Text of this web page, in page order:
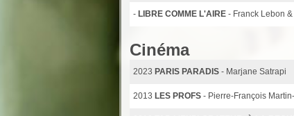
- LIBRE COMME L'AIRE - Franck Lebon
Cinéma
2023 PARIS PARADIS - Marjane Satrapi
2013 LES PROFS - Pierre-François